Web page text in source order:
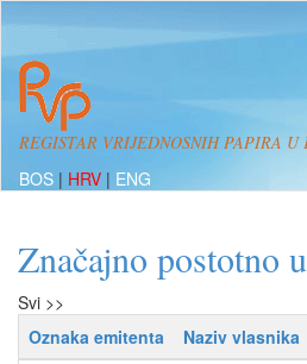
REGISTAR VRIJEDNOSNIH PAPIRA U
BOS | HRV | ENG
Značajno postotno
Svi >>
Oznaka emitenta
Naziv vlasnika